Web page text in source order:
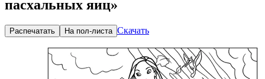
пасхальных яиц»
Распечатать На пол-листа Скачать